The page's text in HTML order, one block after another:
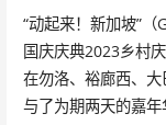
“动起来！新加坡”
国庆庆典2023乡村
在勿洛、裕廊西、
与了为期两天的嘉年